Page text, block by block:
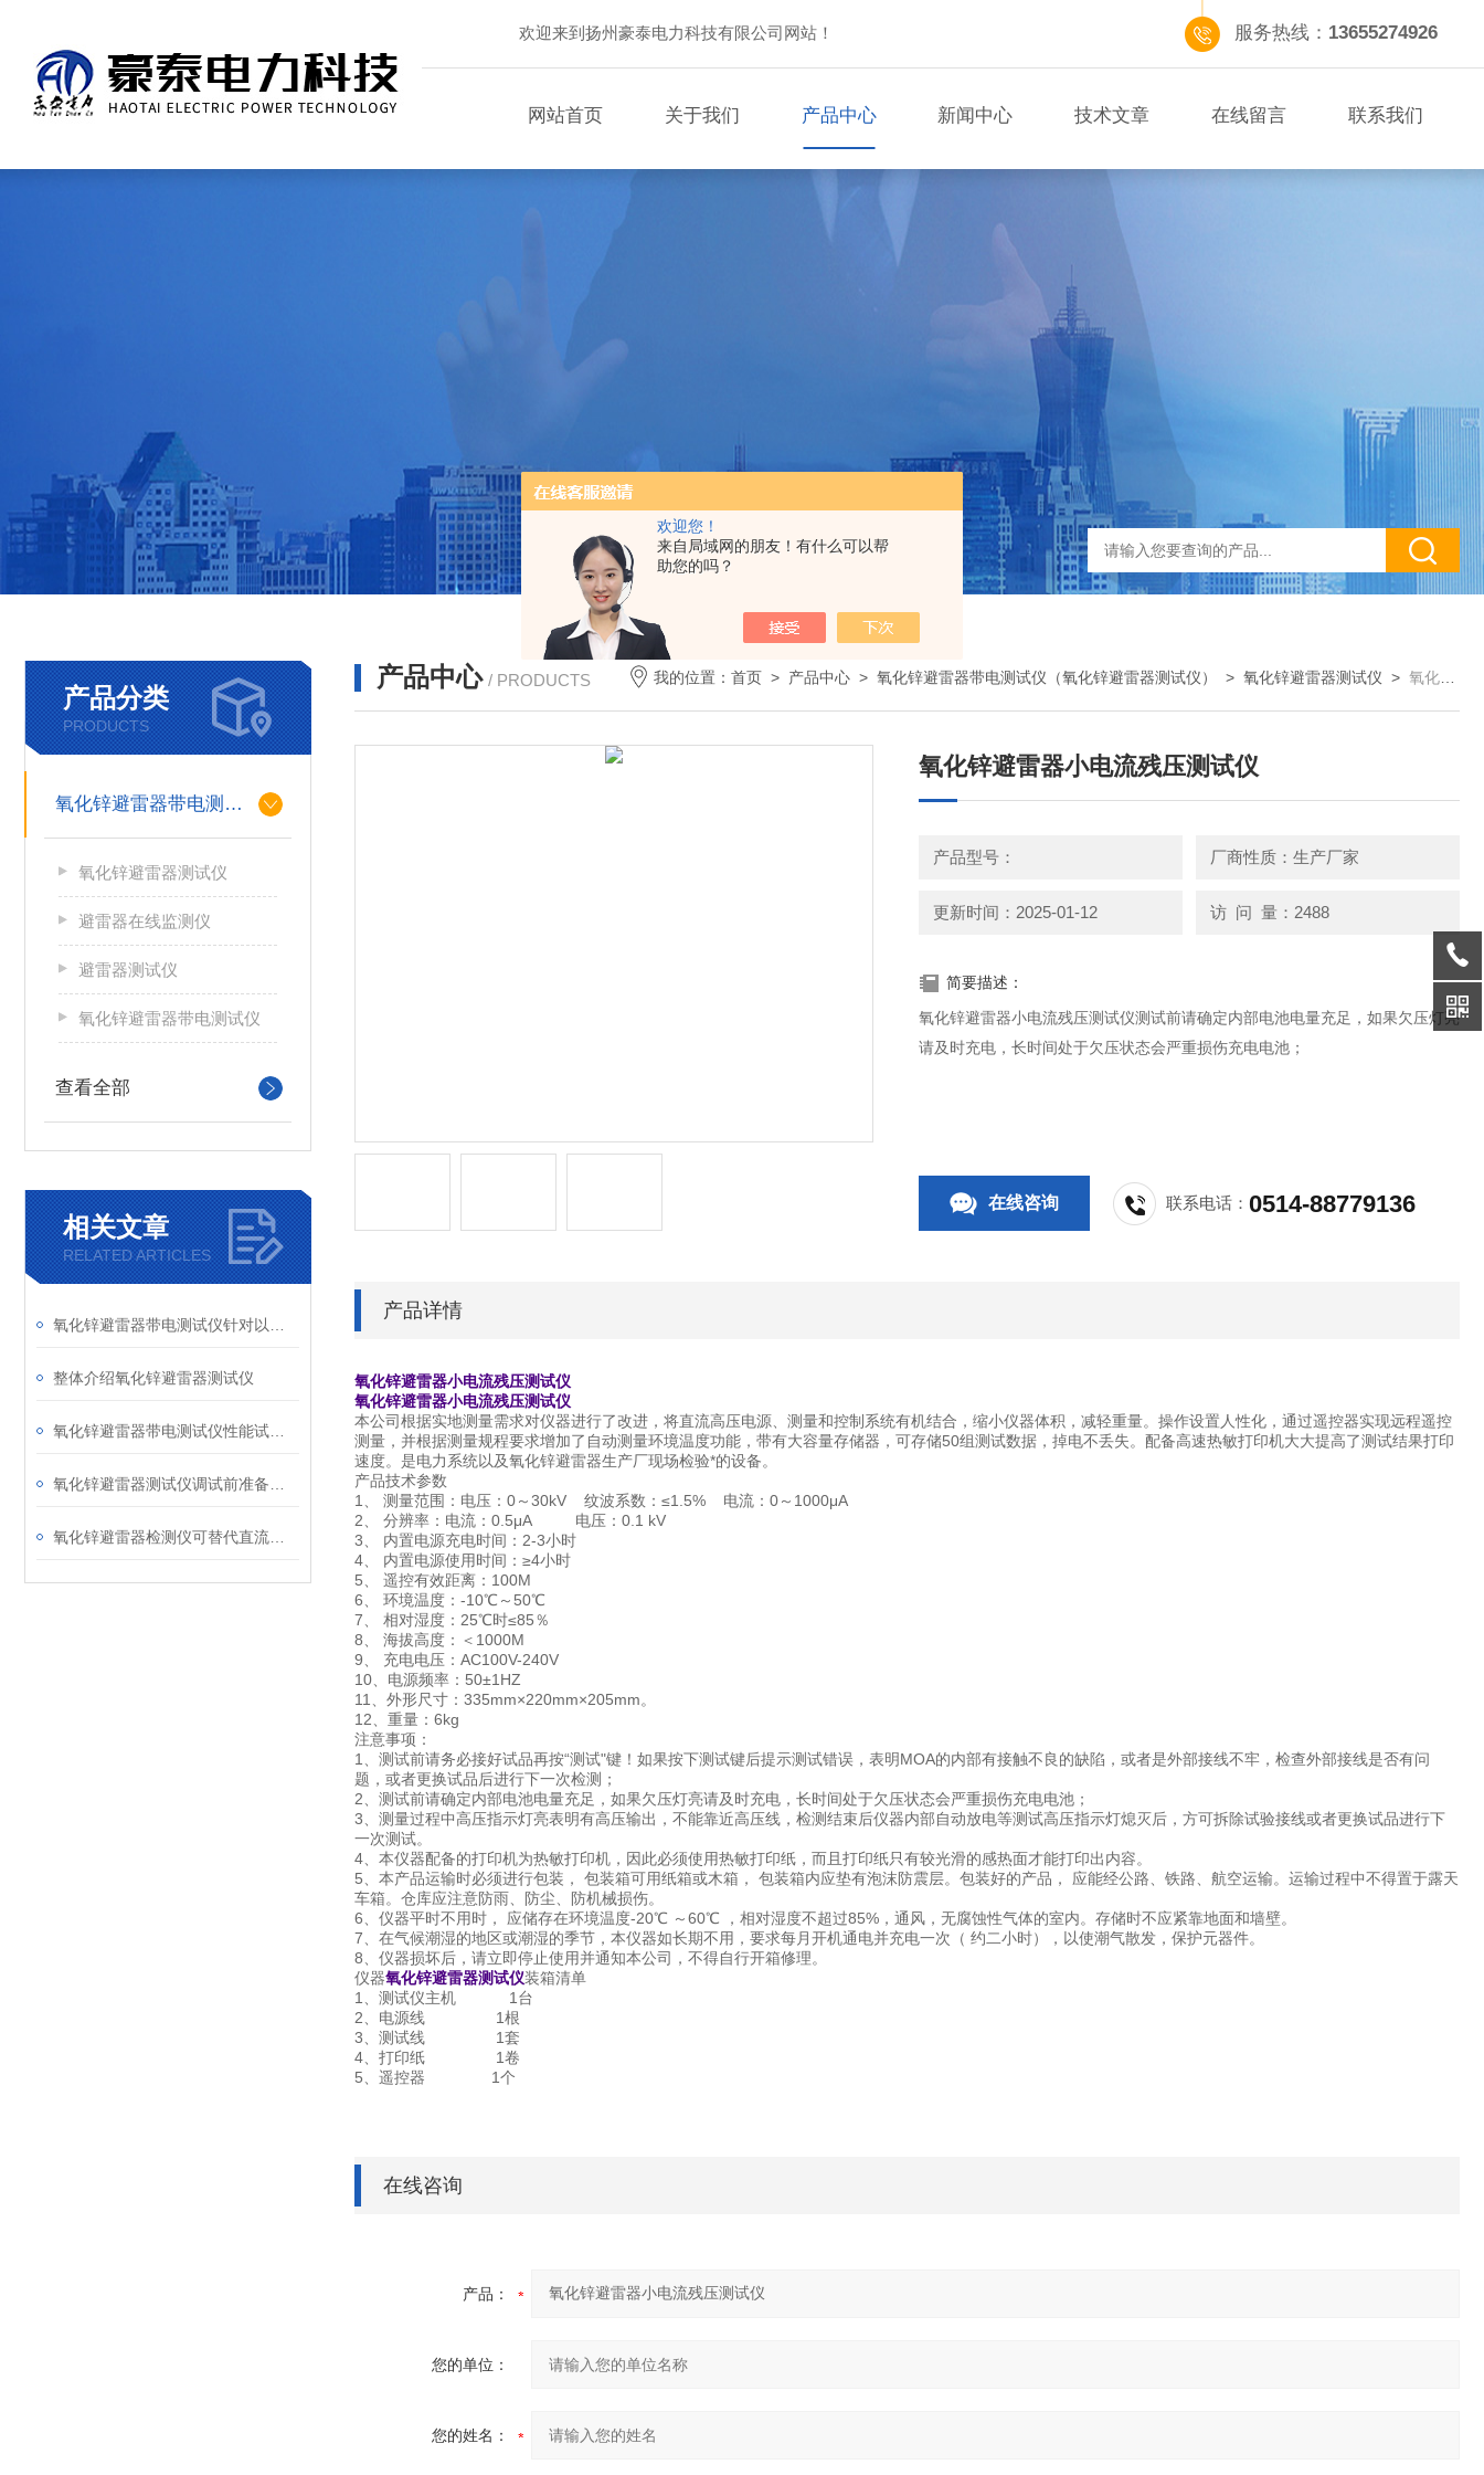
欢迎您！
来自局域网的朋友！有什么可以帮
助您的吗？
欢迎来到扬州豪泰电力科技有限公司网站！ 服务热线： 13655274926
网站首页 关于我们 产品中心 新闻中心 技术文章 在线留言 联系我们
产品分类
PRODUCTS
氧化锌避雷器带电测试仪（氧化锌避雷器测试仪）
氧化锌避雷器测试仪
避雷器在线监测仪
避雷器测试仪
氧化锌避雷器带电测试仪
查看全部
相关文章
RELATED ARTICLES
整体介绍氧化锌避雷器测试仪
产品中心 / PRODUCTS 我的位置：首页 > 产品中心 >氧化锌避雷器带电测试仪（氧化锌避雷器测试仪） >氧化锌避雷器测试仪 >氧化锌避雷器小电流残压测试仪
氧化锌避雷器小电流残压测试仪
产品型号： 厂商性质：生产厂家
更新时间：2025-01-12 访 问 量：2488
简要描述：
氧化锌避雷器小电流残压测试仪测试前请确定内部电池电量充足，如果欠压灯亮
请及时充电，长时间处于欠压状态会严重损伤充电电池；
在线咨询 联系电话：0514-88779136
产品详情
氧化锌避雷器小电流残压测试仪
氧化锌避雷器小电流残压测试仪
本公司根据实地测量需求对仪器进行了改进，将直流高压电源、测量和控制系统有机结合，缩小仪器体积，减轻重量。操作设置人性化，通过遥控器实现远程遥控
测量，并根据测量规程要求增加了自动测量环境温度功能，带有大容量存储器，可存储50组测试数据，掉电不丢失。配备高速热敏打印机大大提高了测试结果打印
速度。是电力系统以及氧化锌避雷器生产厂现场检验*的设备。
产品技术参数
1、 测量范围：电压：0～30kV 纹波系数：≤1.5% 电流：0～1000μA
2、 分辨率：电流：0.5μA 电压：0.1 kV
3、 内置电源充电时间：2-3小时
4、 内置电源使用时间：≥4小时
5、 遥控有效距离：100M
6、 环境温度：-10℃～50℃
7、 相对湿度：25℃时≤85％
8、 海拔高度：＜1000M
9、 充电电压：AC100V-240V
10、电源频率：50±1HZ
11、外形尺寸：335mm×220mm×205mm。
12、重量：6kg
注意事项：
1、测试前请务必接好试品再按“测试"键！如果按下测试键后提示测试错误，表明MOA的内部有接触不良的缺陷，或者是外部接线不牢，检查外部接线是否有问
题，或者更换试品后进行下一次检测；
2、测试前请确定内部电池电量充足，如果欠压灯亮请及时充电，长时间处于欠压状态会严重损伤充电电池；
3、测量过程中高压指示灯亮表明有高压输出，不能靠近高压线，检测结束后仪器内部自动放电等测试高压指示灯熄灭后，方可拆除试验接线或者更换试品进行下
一次测试。
4、本仪器配备的打印机为热敏打印机，因此必须使用热敏打印纸，而且打印纸只有较光滑的感热面才能打印出内容。
5、本产品运输时必须进行包装， 包装箱可用纸箱或木箱， 包装箱内应垫有泡沫防震层。包装好的产品， 应能经公路、铁路、航空运输。运输过程中不得置于露天
车箱。仓库应注意防雨、防尘、防机械损伤。
6、仪器平时不用时， 应储存在环境温度-20℃ ～60℃ ，相对湿度不超过85%，通风，无腐蚀性气体的室内。存储时不应紧靠地面和墙壁。
7、在气候潮湿的地区或潮湿的季节，本仪器如长期不用，要求每月开机通电并充电一次（ 约二小时），以使潮气散发，保护元器件。
8、仪器损坏后，请立即停止使用并通知本公司，不得自行开箱修理。
仪器氧化锌避雷器测试仪装箱清单
1、测试仪主机 1台
2、电源线 1根
3、测试线 1套
4、打印纸 1卷
5、遥控器 1个
在线咨询
产品：
您的单位：
您的姓名：